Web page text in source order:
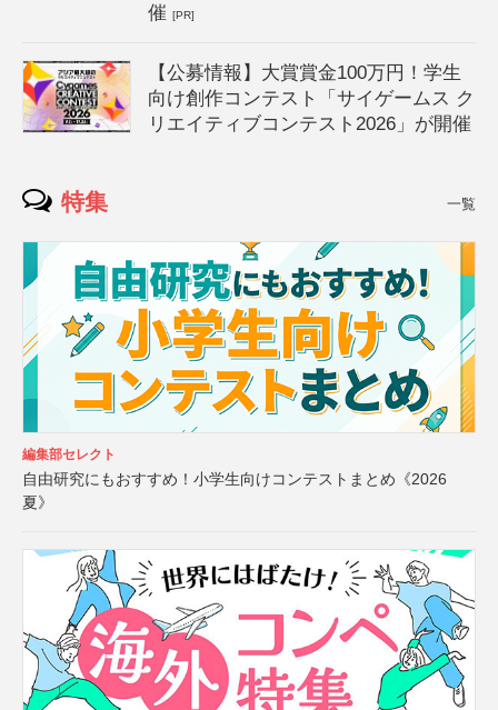
催[PR]
【公募情報】大賞賞金100万円！学生
向け創作コンテスト「サイゲームス ク
リエイティブコンテスト2026」が開催
特集 一覧
編集部セレクト
自由研究にもおすすめ！小学生向けコンテストまとめ《2026
夏》